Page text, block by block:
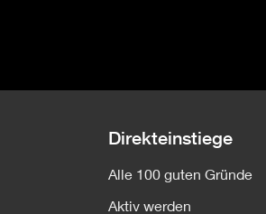
Direkteinstiege
Alle 100 guten Gründe
Aktiv werden